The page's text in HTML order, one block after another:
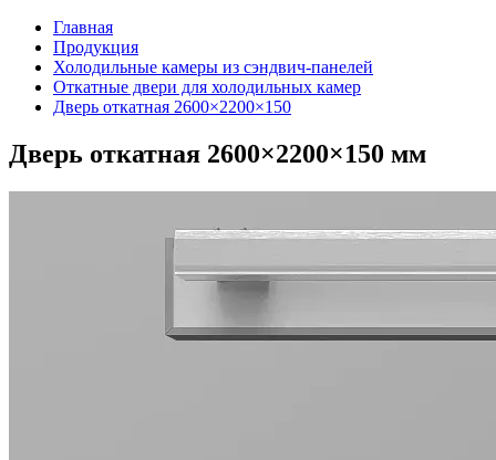
Главная
Продукция
Холодильные камеры из сэндвич-панелей
Откатные двери для холодильных камер
Дверь откатная 2600×2200×150
Дверь откатная 2600×2200×150 мм